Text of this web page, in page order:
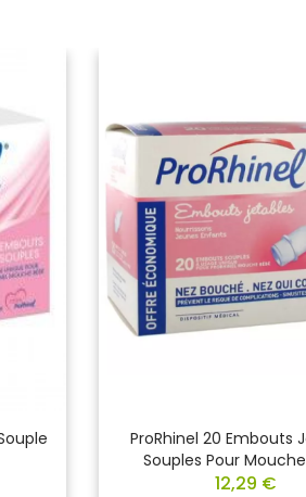
ProRhinel 20 Embouts
Souples Pour
12,29 €